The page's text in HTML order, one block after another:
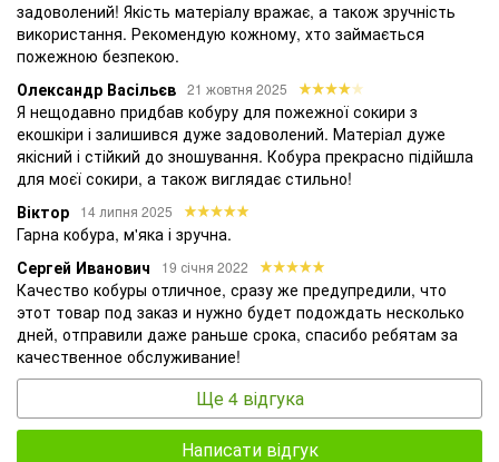
задоволений! Якість матеріалу вражає, а також зручність
використання. Рекомендую кожному, хто займається
пожежною безпекою.
Олександр Васільєв 21 жовтня 2025
Я нещодавно придбав кобуру для пожежної сокири з
екошкіри і залишився дуже задоволений. Матеріал дуже
якісний і стійкий до зношування. Кобура прекрасно підійшла
для моєї сокири, а також виглядає стильно!
Віктор
14 липня 2025
Гарна кобура, м'яка і зручна.
Сергей Иванович
19 січня 2022
Качество кобуры отличное, сразу же предупредили, что
этот товар под заказ и нужно будет подождать несколько
дней, отправили даже раньше срока, спасибо ребятам за
качественное обслуживание!
Ще 4 відгука
Написати відгук